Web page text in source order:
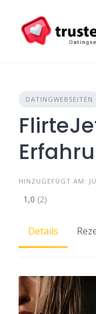
content
DATINGWEBSEITEN
HINZUGEFÜGT AM:
1,0 (2)
Details